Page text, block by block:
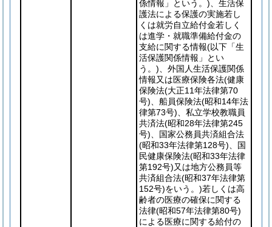
係情報」という。) 、生活保
護法による保護の実施若し
くは就労自立給付金若しく
は進学・就職準備給付金の
支給に関する情報(以下「生
活保護関係情報」とい
う。) 、外国人生活保護関係
情報又は医療保険各法(健康
保険法(大正11年法律第70
号) 、船員保険法(昭和14年法
律第73号) 、私立学校教職員
共済法(昭和28年法律第245
号) 、国家公務員共済組合法
(昭和33年法律第128号) 、国
民健康保険法(昭和33年法律
第192号)又は地方公務員等
共済組合法(昭和37年法律第
152号)をいう。)若しくは高
齢者の医療の確保に関する
法律(昭和57年法律第80号)
による医療に関する給付の